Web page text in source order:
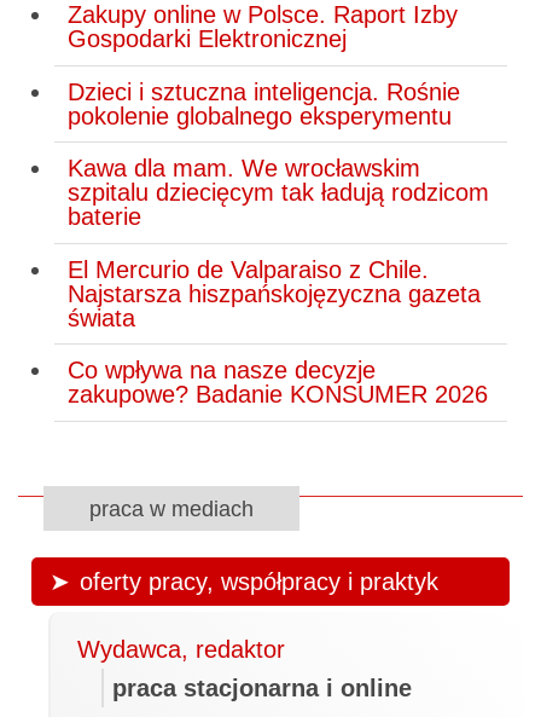
Zakupy online w Polsce. Raport Izby
Gospodarki Elektronicznej
Dzieci i sztuczna inteligencja. Rośnie
pokolenie globalnego eksperymentu
Kawa dla mam. We wrocławskim
szpitalu dziecięcym tak ładują rodzicom
baterie
El Mercurio de Valparaiso z Chile.
Najstarsza hiszpańskojęzyczna gazeta
świata
Co wpływa na nasze decyzje
zakupowe? Badanie KONSUMER 2026
praca w mediach
oferty pracy, współpracy i praktyk
Wydawca, redaktor
praca stacjonarna i online